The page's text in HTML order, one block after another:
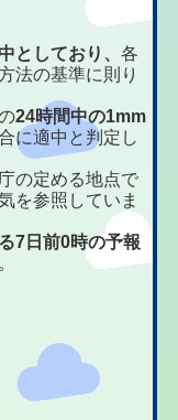
としており、各
法の基準に則り
24時間中の1mm
に適中と判定し
の定める地点で
を参照していま
7日前0時の予報